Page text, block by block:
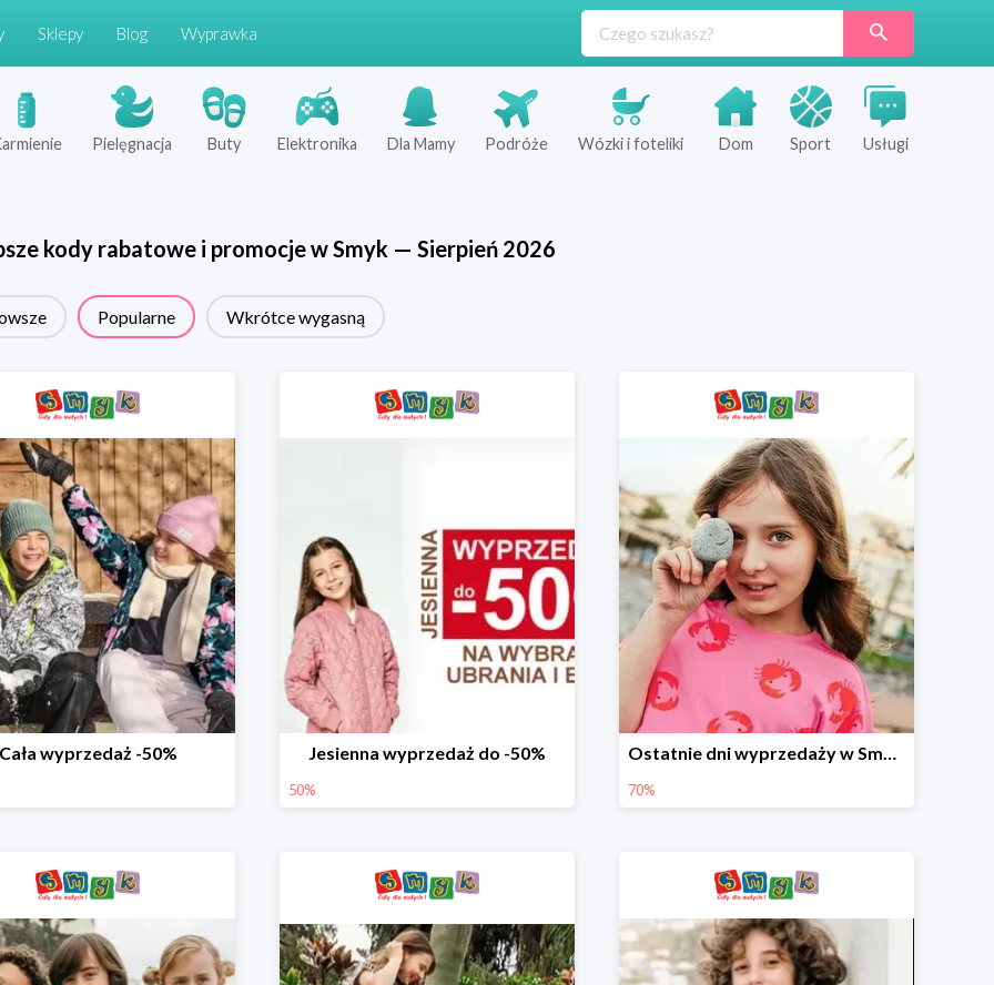
Sklepy Blog Wyprawka
Pielęgnacja Buty Elektronika Dla Mamy Podróże Wózki i foteliki Dom Sport Usługi
kody rabatowe i promocje wSmyk — Sierpień 2026
Popularne Wkrótce wygasną
wyprzedaż -50% Jesienna wyprzedaż do -50%
50%
Ostatnie dni wyprzedaży w Smyku - ubrania i buty do -70%
70%